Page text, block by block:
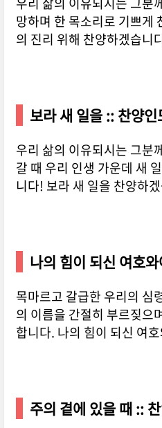
망하며 한 목소리로 기쁘게
의 진리 위해 찬양하겠습니
보라 새 일을 :: 찬양
우리 삶의 이유되시는 그분
갈 때 우리 인생 가운데 새
니다! 보라 새 일을 찬양하
나의 힘이 되신 여호
목마르고 갈급한 우리의 심
의 이름을 간절히 부르짖으
합니다. 나의 힘이 되신 여
주의 곁에 있을 때 ::